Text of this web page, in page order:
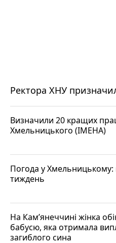
Ректора ХНУ
Визначили 20 кращих
Хмельницького (ІМЕНА)
Погода у Хмельницькому:
тиждень
На Кам’янеччині жінка
бабусю, яка отримала
загиблого сина